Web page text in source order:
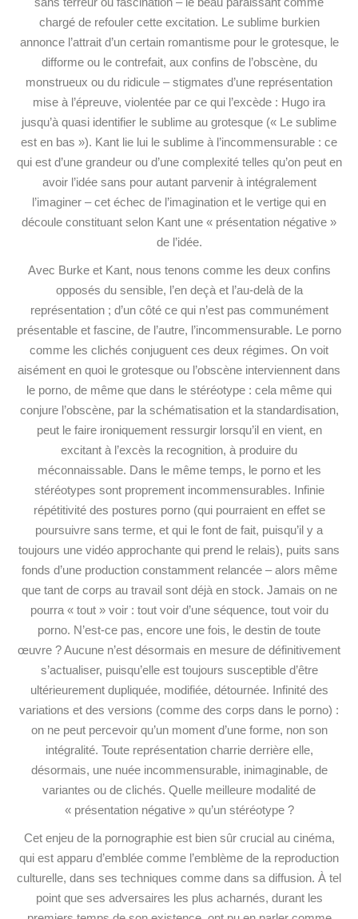
chargé de refouler cette excitation. Le sublime burkien
annonce l’attrait d’un certain romantisme pour le grotesque, le
difforme ou le contrefait, aux confins de l’obscène, du
monstrueux ou du ridicule – stigmates d’une représentation
mise à l’épreuve, violentée par ce qui l’excède : Hugo ira
jusqu’à quasi identifier le sublime au grotesque (« Le sublime
est en bas »). Kant lie lui le sublime à l’incommensurable : ce
qui est d’une grandeur ou d’une complexité telles qu’on peut en
avoir l’idée sans pour autant parvenir à intégralement
l’imaginer – cet échec de l’imagination et le vertige qui en
découle constituant selon Kant une « présentation négative »
de l’idée.
Avec Burke et Kant, nous tenons comme les deux confins
opposés du sensible, l’en deçà et l’au-delà de la
représentation ; d’un côté ce qui n’est pas communément
présentable et fascine, de l’autre, l’incommensurable. Le porno
comme les clichés conjuguent ces deux régimes. On voit
aisément en quoi le grotesque ou l’obscène interviennent dans
le porno, de même que dans le stéréotype : cela même qui
conjure l’obscène, par la schématisation et la standardisation,
peut le faire ironiquement ressurgir lorsqu’il en vient, en
excitant à l’excès la recognition, à produire du
méconnaissable. Dans le même temps, le porno et les
stéréotypes sont proprement incommensurables. Infinie
répétitivité des postures porno (qui pourraient en effet se
poursuivre sans terme, et qui le font de fait, puisqu’il y a
toujours une vidéo approchante qui prend le relais), puits sans
fonds d’une production constamment relancée – alors même
que tant de corps au travail sont déjà en stock. Jamais on ne
pourra « tout » voir : tout voir d’une séquence, tout voir du
porno. N’est-ce pas, encore une fois, le destin de toute
œuvre ? Aucune n’est désormais en mesure de définitivement
s’actualiser, puisqu’elle est toujours susceptible d’être
ultérieurement dupliquée, modifiée, détournée. Infinité des
variations et des versions (comme des corps dans le porno) :
on ne peut percevoir qu’un moment d’une forme, non son
intégralité. Toute représentation charrie derrière elle,
désormais, une nuée incommensurable, inimaginable, de
variantes ou de clichés. Quelle meilleure modalité de
« présentation négative » qu’un stéréotype ?
Cet enjeu de la pornographie est bien sûr crucial au cinéma,
qui est apparu d’emblée comme l’emblème de la reproduction
culturelle, dans ses techniques comme dans sa diffusion. À tel
point que ses adversaires les plus acharnés, durant les